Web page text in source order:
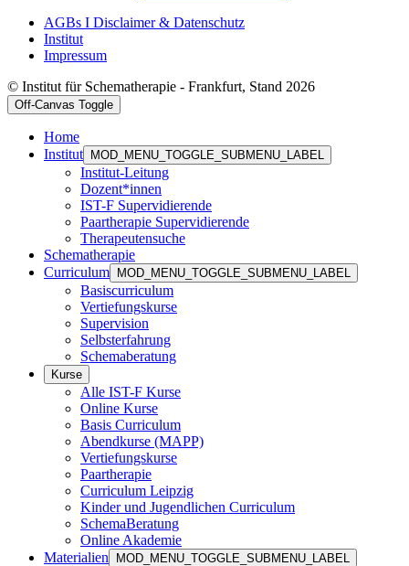
AGBs I Disclaimer & Datenschutz
Institut
Impressum
© Institut für Schematherapie - Frankfurt, Stand 2026
Off-Canvas Toggle
Home
Institut MOD_MENU_TOGGLE_SUBMENU_LABEL
Institut-Leitung
Dozent*innen
IST-F Supervidierende
Paartherapie Supervidierende
Therapeutensuche
Schematherapie
Curriculum MOD_MENU_TOGGLE_SUBMENU_LABEL
Basiscurriculum
Vertiefungskurse
Supervision
Selbsterfahrung
Schemaberatung
Kurse
Alle IST-F Kurse
Online Kurse
Basis Curriculum
Abendkurse (MAPP)
Vertiefungskurse
Paartherapie
Curriculum Leipzig
Kinder und Jugendlichen Curriculum
SchemaBeratung
Online Akademie
Materialien
MOD_MENU_TOGGLE_SUBMENU_LABEL